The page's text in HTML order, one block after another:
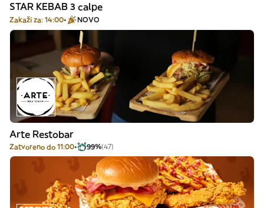
STAR KEBAB 3 calpe
Zakaži za: 14:00 NOVO
Arte Restobar
Zatvoreno do 11:00 99%(47)